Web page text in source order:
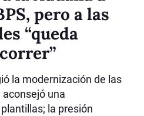
pero a las
“queda
la modernización de las
una
la presión